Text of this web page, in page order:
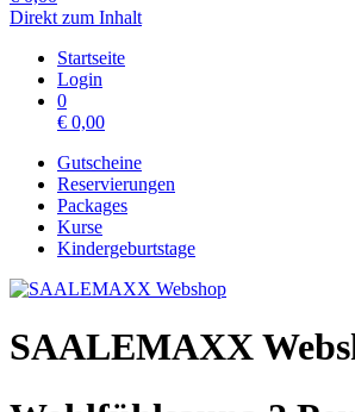
Direkt zum Inhalt
Startseite
Login
0
€ 0,00
Gutscheine
Reservierungen
Packages
Kurse
Kindergeburtstage
SAALEMAXX